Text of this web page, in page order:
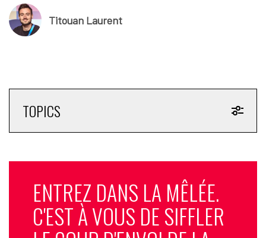
français, a été partagé sur les plateformes numériques.
KFC n’est pas partenaire officiel du championnat du monde de
Formule 1. La sortie en salle de ce blockbuster estival est
ce contrat KFC a lancé
dédiés expliquait alorsun
communiqué.
Titouan Laurent
TOPICS
ENTREZ DANS LA MÊLÉE.
C'EST À VOUS DE SIFFLER